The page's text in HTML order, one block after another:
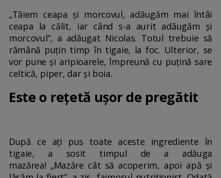
„Tăiem ceapa și morcovul, adăugăm mai întâi
ceapa la călit, iar când s-a aurit adăugăm și
morcovul”, a adăugat Nicolas. Totul trebuie să
rămână puțin timp în tigaie, la foc. Ulterior, se
vor pune și aripioarele, împreună cu puțină sare
celtică, piper, dar și boia.
Este o rețetă ușor de pregătit
După ce ați pus toate aceste ingrediente în
tigaie, a sosit timpul de a adăuga
mazărea! „Mazăre cât să acoperim, apoi apă și